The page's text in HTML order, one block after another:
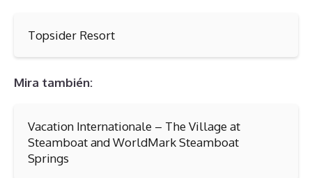
Topsider Resort
Mira también:
Vacation Internationale – The Village at
Steamboat and WorldMark Steamboat
Springs